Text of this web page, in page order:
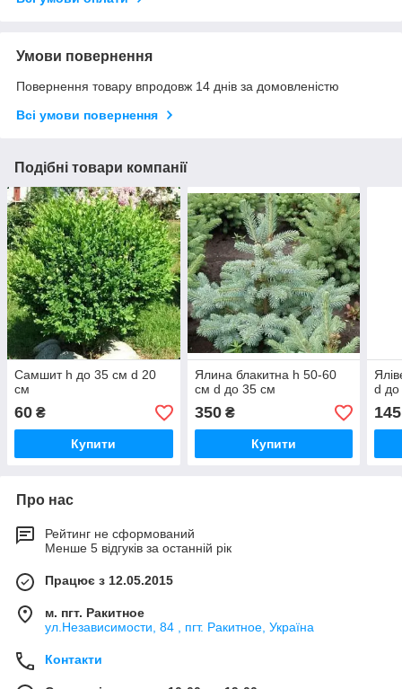
Умови повернення
Повернення товару впродовж 14 днів за домовленістю
Всі умови повернення
Подібні товари компанії
Самшит h до 35 см d 20
см
60 ₴
Купити
Ялина блакитна h 50-60
см d до 35 см
350₴
Купити
d до
145
Про нас
Рейтинг не сформований
Менше 5 відгуків за останній рік
Працює з 12.05.2015
м. пгт. Ракитное
ул.Независимости, 84 , пгт. Ракитное, Україна
Контакти